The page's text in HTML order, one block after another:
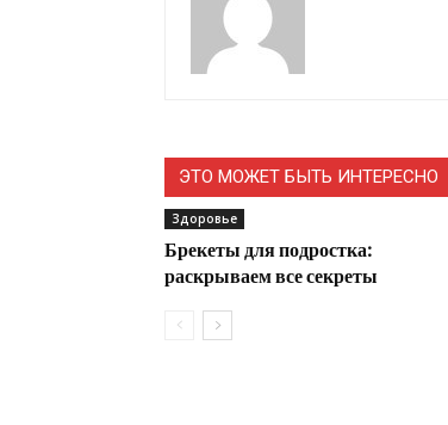
ЭТО МОЖЕТ БЫТЬ ИНТЕРЕСНО
Здоровье
Брекеты для подростка:
раскрываем все секреты